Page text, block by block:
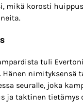
mikä korosti
tuli
Hänen nimityksensä
seuralle, joka
ja taktinen tietämys